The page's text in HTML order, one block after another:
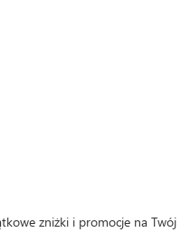
zniżki i promocje na Twój